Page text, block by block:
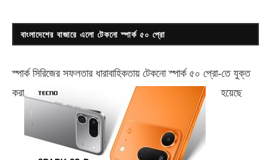
বাংলাদেশের বাজারে এলো টেকনো স্পার্ক ৫০ প্রো
স্পার্ক সিরিজের সফলতার ধারাবাহিকতায় টেকনোস্পার্ক ৫০ প্রো-তে যুক্ত
করা
হয়েছে